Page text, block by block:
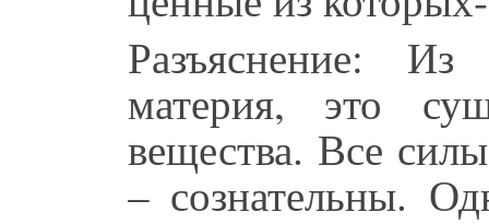
Разъяснение:
материя, это
вещества. Все
– сознательны.